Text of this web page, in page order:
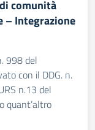
comunità
– Integrazione
998 del
con il DDG. n.
n.13 del
quant’altro